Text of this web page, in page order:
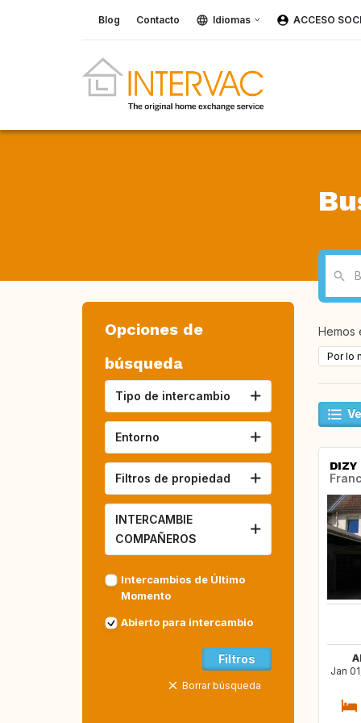
Blog Contacto Idiomas ACCESO
Opciones de
búsqueda
Tipo de intercambio
Entorno
Filtros de propiedad
INTERCAMBIE
COMPAÑEROS
Intercambios de Último
Momento
Abierto para intercambio
Filtros
Borrar búsqueda
Hemos
Por lo
DIZY
Jan